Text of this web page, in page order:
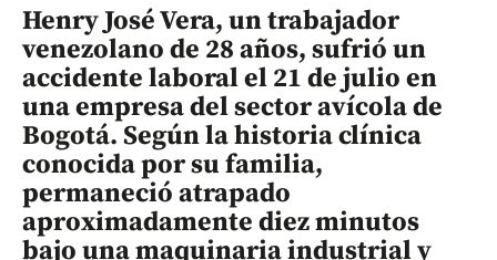
Henry José Vera, un trabajador
venezolano de 28 años, sufrió un
accidente laboral el 21 de julio en
una empresa del sector avícola de
Bogotá. Según la historia clínica
conocida por su familia,
permaneció atrapado
aproximadamente diez minutos
bajo una maquinaria industrial y